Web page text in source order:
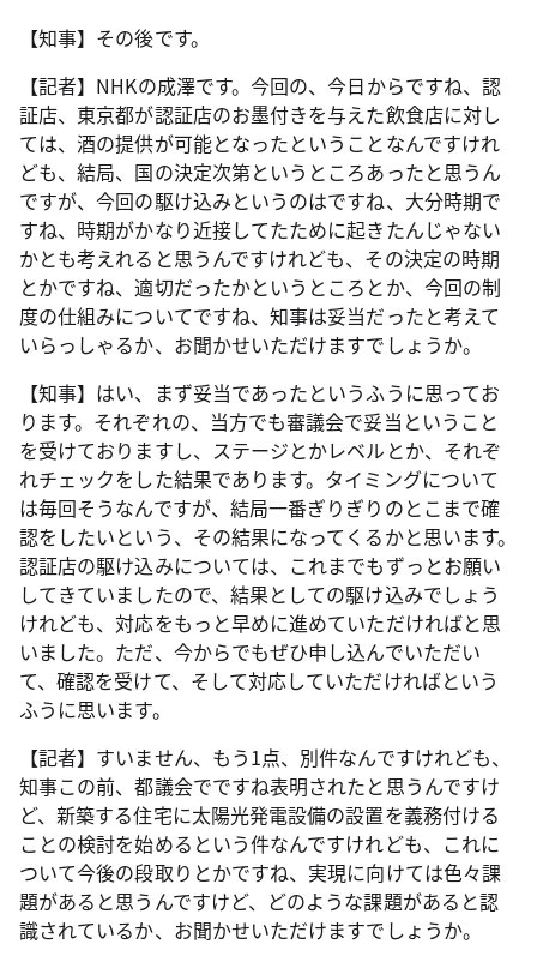
【知事】その後です。
【記者】NHKの成澤です。今回の、今日からですね、認
証店、東京都が認証店のお墨付きを与えた飲食店に対し
ては、酒の提供が可能となったということなんですけれ
ども、結局、国の決定次第というところあったと思うん
ですが、今回の駆け込みというのはですね、大分時期で
すね、時期がかなり近接してたために起きたんじゃない
かとも考えれると思うんですけれども、その決定の時期
とかですね、適切だったかというところとか、今回の制
度の仕組みについてですね、知事は妥当だったと考えて
いらっしゃるか、お聞かせいただけますでしょうか。
【知事】はい、まず妥当であったというふうに思ってお
ります。それぞれの、当方でも審議会で妥当ということ
を受けておりますし、ステージとかレベルとか、それぞ
れチェックをした結果であります。タイミングについて
は毎回そうなんですが、結局一番ぎりぎりのとこまで確
認をしたいという、その結果になってくるかと思います。
認証店の駆け込みについては、これまでもずっとお願い
してきていましたので、結果としての駆け込みでしょう
けれども、対応をもっと早めに進めていただければと思
いました。ただ、今からでもぜひ申し込んでいただい
て、確認を受けて、そして対応していただければという
ふうに思います。
【記者】すいません、もう1点、別件なんですけれども、
知事この前、都議会でですね表明されたと思うんですけ
ど、新築する住宅に太陽光発電設備の設置を義務付ける
ことの検討を始めるという件なんですけれども、これに
ついて今後の段取りとかですね、実現に向けては色々課
題があると思うんですけど、どのような課題があると認
識されているか、お聞かせいただけますでしょうか。